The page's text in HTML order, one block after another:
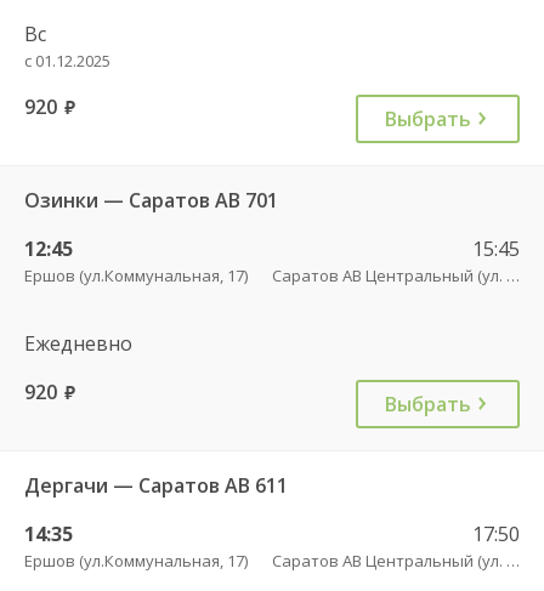
Вс
с 01.12.2025
920 руб. Выбрать
Озинки — Саратов АВ 701
12:45
Ершов (ул.Коммунальная, 17)
15:45
Саратов АВ Центральный (ул. им. Пугачева, 179 А)
Ежедневно
920 руб. Выбрать
Дергачи — Саратов АВ 611
14:35
Ершов (ул.Коммунальная, 17)
17:50
Саратов АВ Центральный (ул. им. Пугачева, 179 А)